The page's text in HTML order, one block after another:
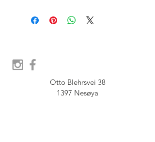
Otto Blehrsvei 38
1397 Nesøya